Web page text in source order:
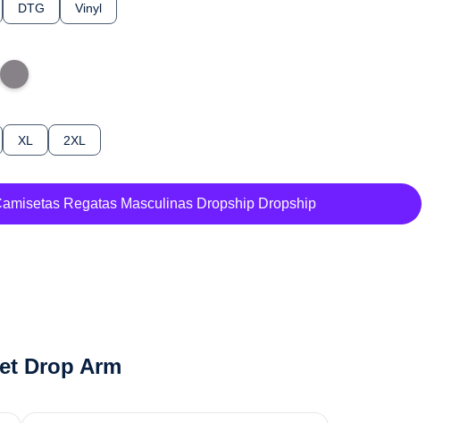
DTG Vinyl
XL 2XL
Regatas Masculinas Dropship Dropship
Drop Arm